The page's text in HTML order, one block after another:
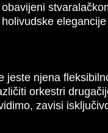
jeste njena
orkestri
zavisi